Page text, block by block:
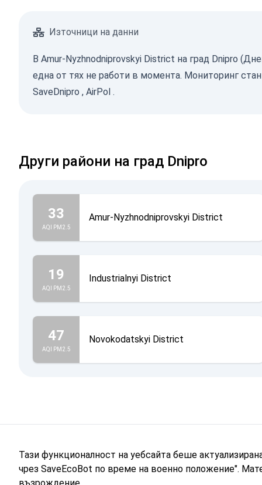
Източници на данни
В Amur-Nyzhnodniprovskyi District на град Dnipro
една от тях не работи в момента. Мониторинг
SaveDnipro , AirPol .
Други райони на град Dnipro
33
AQI PM2.5
Amur-Nyzhnodniprovskyi District
19
AQI PM2.5
Industrialnyi District
47
AQI PM2.5
Novokodatskyi District
Тази функционалност на уебсайта беше
чрез SaveEcoBot по време на военно положение".